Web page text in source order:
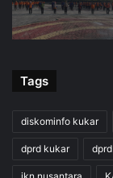
Tags
diskominfo kukar
dprd kukar